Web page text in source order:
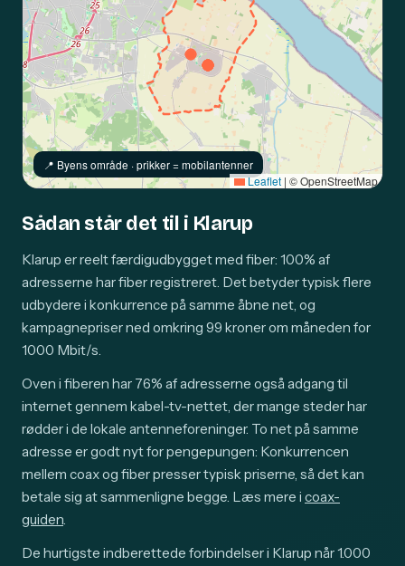
📍️ Byens område · prikker = mobilantenner
Leaflet | © OpenStreetMap
Sådan står det til i Klarup
Klarup er reelt færdigudbygget med fiber: 100% af
adresserne har fiber registreret. Det betyder typisk flere
udbydere i konkurrence på samme åbne net, og
kampagnepriser ned omkring 99 kroner om måneden for
1000 Mbit/s.
Oven i fiberen har 76% af adresserne også adgang til
internet gennem kabel-tv-nettet, der mange steder har
rødder i de lokale antenneforeninger. To net på samme
adresse er godt nyt for pengepungen: Konkurrencen
mellem coax og fiber presser typisk priserne, så det kan
betale sig at sammenligne begge. Læs mere i coax-
guiden.
De hurtigste indberettede forbindelser i Klarup når 1.000